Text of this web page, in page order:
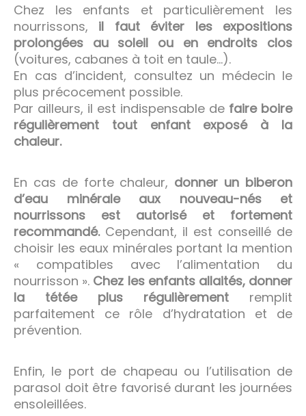
Chez les enfants et particulièrement les
nourrissons, il faut éviter les expositions
prolongées au soleil ou en endroits clos
(voitures, cabanes à toit en taule…).
En cas d’incident, consultez un médecin le
plus précocement possible.
Par ailleurs, il est indispensable de faire boire
régulièrement tout enfant exposé à la
chaleur.
En cas de forte chaleur, donner un biberon
d’eau minérale aux nouveau-nés et
nourrissons est autorisé et fortement
recommandé.Cependant, il est conseillé de
choisir les eaux minérales portant la mention
« compatibles avec l’alimentation du
nourrisson ». Chez les enfants allaités, donner
la tétée plus régulièrement remplit
parfaitement ce rôle d’hydratation et de
prévention.
Enfin, le port de chapeau ou l’utilisation de
parasol doit être favorisé durant les journées
ensoleillées.